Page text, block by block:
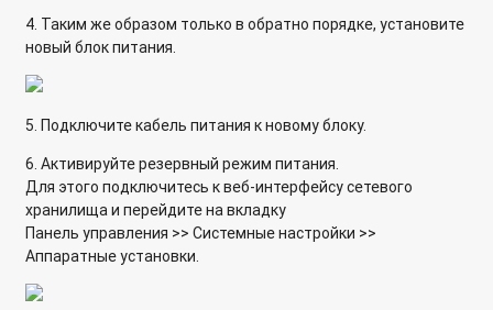
4. Таким же образом только в обратно порядке, установите
новый блок питания.
5. Подключите кабель питания к новому блоку.
6. Активируйте резервный режим питания.
Для этого подключитесь к веб-интерфейсу сетевого
хранилища и перейдите на вкладку
Панель управления >> Системные настройки >>
Аппаратные установки.